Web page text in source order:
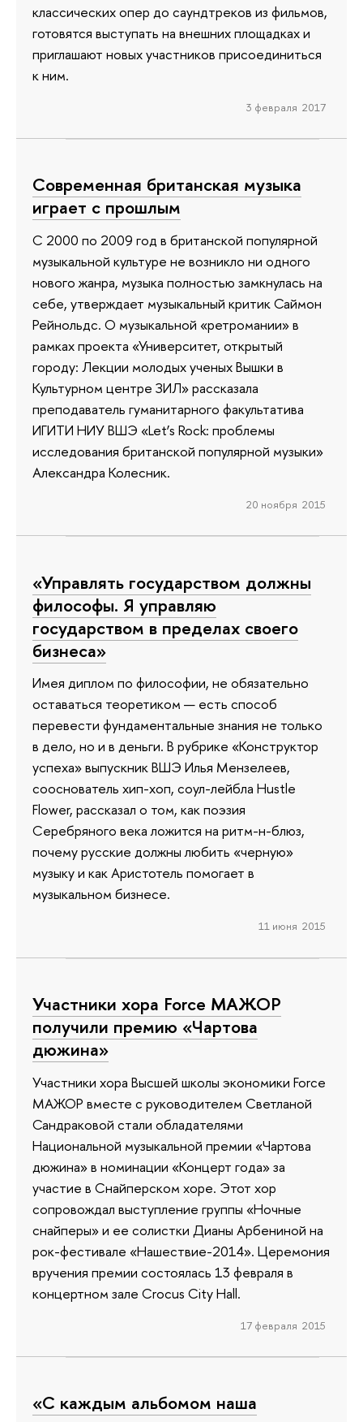
классических опер до саундтреков из фильмов,
готовятся выступать на внешних площадках и
приглашают новых участников присоединиться
к ним.
3 февраля 2017
Современная британская музыка
играет с прошлым
С 2000 по 2009 год в британской популярной
музыкальной культуре не возникло ни одного
нового жанра, музыка полностью замкнулась на
себе, утверждает музыкальный критик Саймон
Рейнольдс. О музыкальной «ретромании» в
рамках проекта «Университет, открытый
городу: Лекции молодых ученых Вышки в
Культурном центре ЗИЛ» рассказала
преподаватель гуманитарного факультатива
ИГИТИ НИУ ВШЭ «Let’s Rock: проблемы
исследования британской популярной музыки»
Александра Колесник.
20 ноября 2015
«Управлять государством должны
философы. Я управляю
государством в пределах своего
бизнеса»
Имея диплом по философии, не обязательно
оставаться теоретиком — есть способ
перевести фундаментальные знания не только
в дело, но и в деньги. В рубрике «Конструктор
успеха» выпускник ВШЭ Илья Мензелеев,
сооснователь хип-хоп, соул-лейбла Hustle
Flower, рассказал о том, как поэзия
Серебряного века ложится на ритм-н-блюз,
почему русские должны любить «черную»
музыку и как Аристотель помогает в
музыкальном бизнесе.
11 июня 2015
Участники хора Force МАЖОР
получили премию «Чартова
дюжина»
Участники хора Высшей школы экономики Force
МАЖОР вместе с руководителем Светланой
Сандраковой стали обладателями
Национальной музыкальной премии «Чартова
дюжина» в номинации «Концерт года» за
участие в Снайперском хоре. Этот хор
сопровождал выступление группы «Ночные
снайперы» и ее солистки Дианы Арбениной на
рок-фестивале «Нашествие-2014». Церемония
вручения премии состоялась 13 февраля в
концертном зале Crocus City Hall.
17 февраля 2015
«С каждым альбомом наша